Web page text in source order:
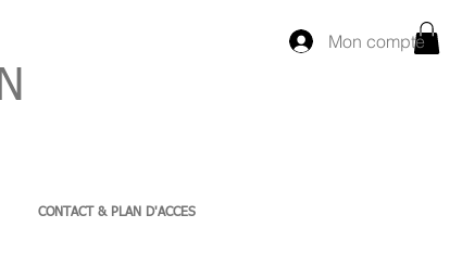
Mon compte
CONTACT & PLAN D'ACCES